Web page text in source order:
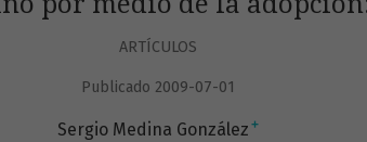
ARTÍCULOS
Publicado 2009-07-01
Sergio Medina González +